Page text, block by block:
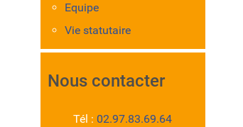
Equipe
Vie statutaire
Nous contacter
Tél : 02.97.83.69.64